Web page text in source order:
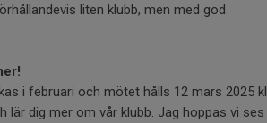
liten klubb, men med god
i februari och mötet hålls 12 mars 2025 kl
lär dig mer om vår klubb. Jag hoppas vi ses